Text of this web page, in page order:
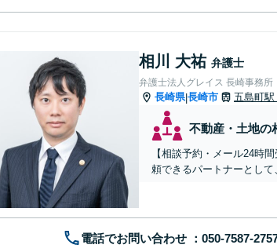
相川 大祐 弁護士
弁護士法人グレイス 長崎事務所
長崎県|長崎市 五島町駅
不動産・土地の
【相談予約・メール24時
頼できるパートナーとして
電話でお問い合わせ